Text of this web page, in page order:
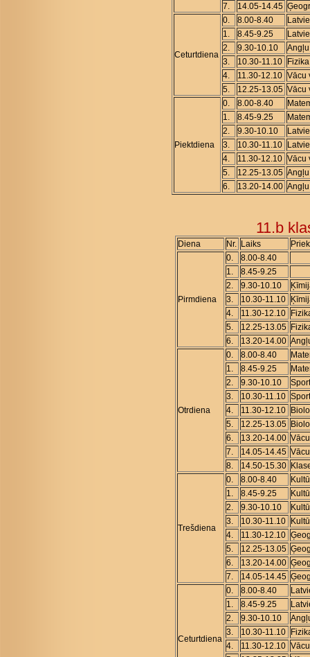
7. 14.05-14.45
Ceturtdiena
0. 8.00-8.40
1.
8.45-9.25
2.
9.30-10.10
3.
10.30-11.10
Fizika
4.
11.30-12.10 Vācu
5.
12.25-13.05 Vācu
Piektdiena
0. 8.00-8.40
1.
8.45-9.25
2.
9.30-10.10
3.
10.30-11.10
4.
11.30-12.10 Vācu
5.
12.25-13.05
6.
13.20-14.00
11.b
Diena Nr. Laiks
Pirmdiena
0.
8.00-8.40
1.
8.45-9.25
2.
9.30-10.10
3.
10.30-11.10
4.
11.30-12.10
5.
12.25-13.05
6.
13.20-14.00
Otrdiena
0. 8.00-8.40
1.
8.45-9.25
2.
9.30-10.10
3.
10.30-11.10
4.
11.30-12.10
5.
12.25-13.05
6.
13.20-14.00
7.
14.05-14.45
8.
14.50-15.30
Trešdiena
0. 8.00-8.40
1.
8.45-9.25
2.
9.30-10.10
3.
10.30-11.10
4.
11.30-12.10
5.
12.25-13.05
6.
13.20-14.00
7.
14.05-14.45
Ceturtdiena
0. 8.00-8.40
1.
8.45-9.25
2.
9.30-10.10
3.
10.30-11.10
4.
11.30-12.10